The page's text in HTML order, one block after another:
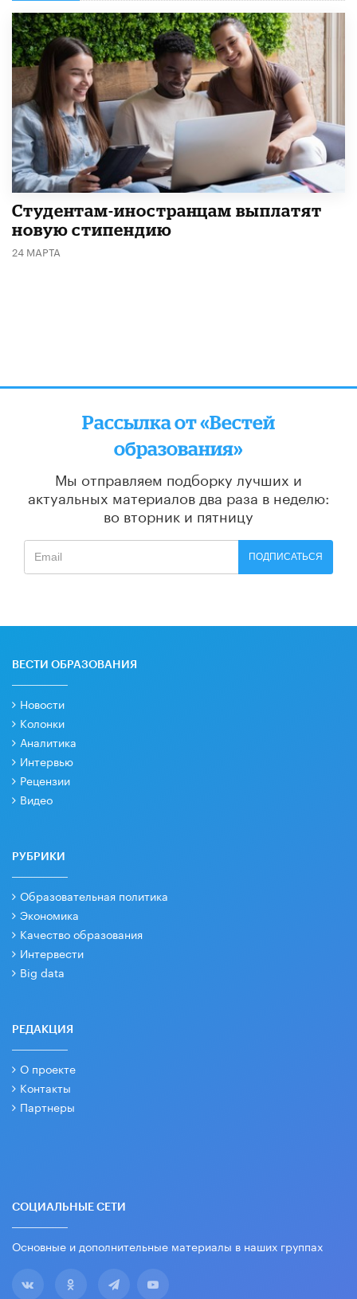
Студентам-иностранцам выплатят
новую стипендию
24 МАРТА
Рассылка от «Вестей
образования»
Мы отправляем подборку лучших и
актуальных материалов два раза в неделю:
во вторник и пятницу
ПОДПИСАТЬСЯ
ВЕСТИ ОБРАЗОВАНИЯ
Новости
Колонки
Аналитика
Интервью
Рецензии
Видео
РУБРИКИ
Образовательная политика
Экономика
Качество образования
Интервести
Big data
РЕДАКЦИЯ
О проекте
Контакты
Партнеры
СОЦИАЛЬНЫЕ СЕТИ
Основные и дополнительные материалы в наших группах